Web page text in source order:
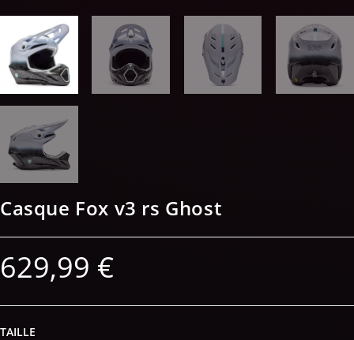
Casque Fox v3 rs Ghost
629,99 €
TAILLE